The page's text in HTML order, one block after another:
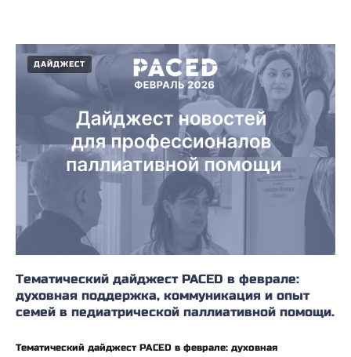
ДАЙДЖЕСТ
Тематический дайджест PACED в феврале:
духовная поддержка, коммуникация и опыт
семей в педиатрической паллиативной помощи.
Тематический дайджест PACED в феврале: духовная